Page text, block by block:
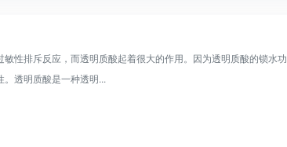
性排斥反应，而透明质酸起着很大的作用。因为透明质酸的锁水功
透明质酸是一种透明...